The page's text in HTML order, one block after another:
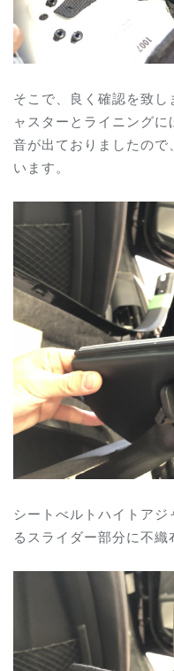
そこで、良く確認を致
ャスターとライニング
音が出ておりましたの
います。
シートべルトハイトア
るスライダー部分に不織